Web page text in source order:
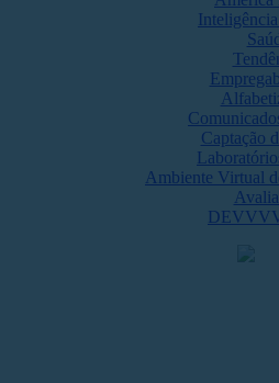
Captação
Ambiente Virtual